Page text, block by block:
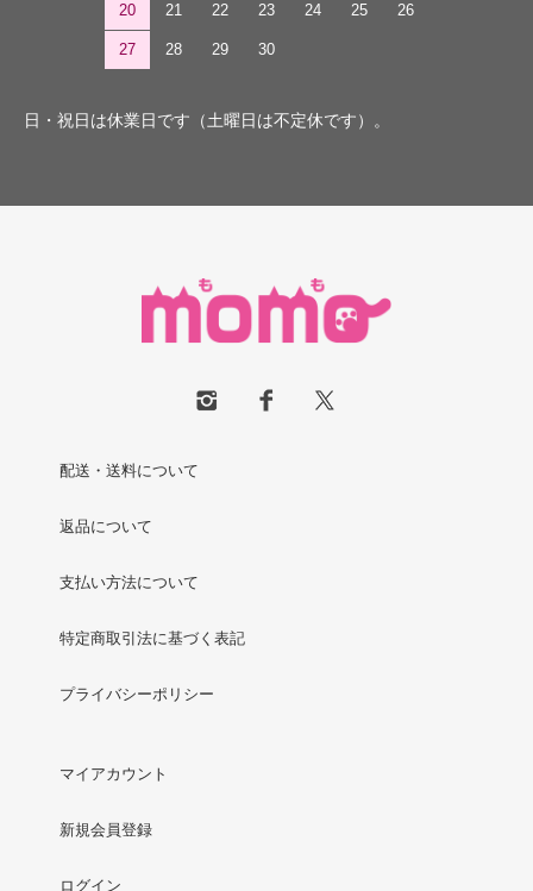
20 21 22 23 24 25 26
27 28 29 30
日・祝日は休業日です（土曜日は不定休です）。
配送・送料について
返品について
支払い方法について
特定商取引法に基づく表記
プライバシーポリシー
マイアカウント
新規会員登録
ログイン